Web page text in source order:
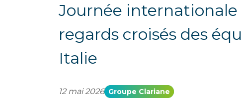
Journée internationale
regards croisés des
Italie
12 mai 2026 Groupe Clariane